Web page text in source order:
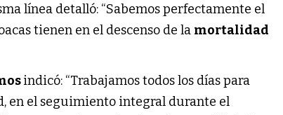
línea detalló: “Sabemos perfectamente el
tienen en el descenso de la mortalidad
indicó: “Trabajamos todos los días para
en el seguimiento integral durante el